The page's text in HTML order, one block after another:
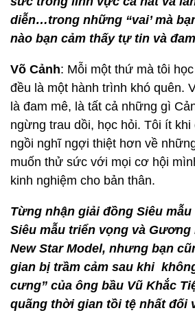
diễn…trong những “vai’ mà
nào bạn cảm thấy tự tin và
Võ Cảnh: Mỗi một thứ mà tôi
đều là một hành trình khó quên.
là đam mê, là tất cả những gì
ngừng trau dồi, học hỏi. Tôi ít
ngồi nghĩ ngợi thiệt hơn về
muốn thử sức với mọi cơ hội
kinh nghiệm cho bản thân.
Từng nhận giải đồng Siêu mẫu
Siêu mẫu triển vọng và Gương
New Star Model, nhưng bạn
gian bị trầm cảm sau khi
cưng” của ông bầu Vũ Khắc
quãng thời gian tồi tệ nhất đối